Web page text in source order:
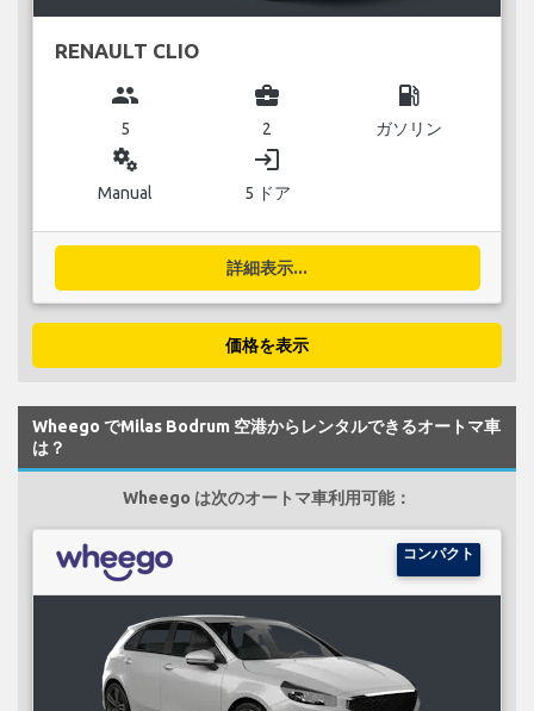
RENAULT CLIO
group
5
business_center
2
local_gas_station
ガソリン
miscellaneous_services
Manual
login
5 ドア
詳細表示...
価格を表示
Wheego でMilas Bodrum 空港からレンタルできるオートマ車
は？
Wheego は次のオートマ車利用可能：
コンパクト